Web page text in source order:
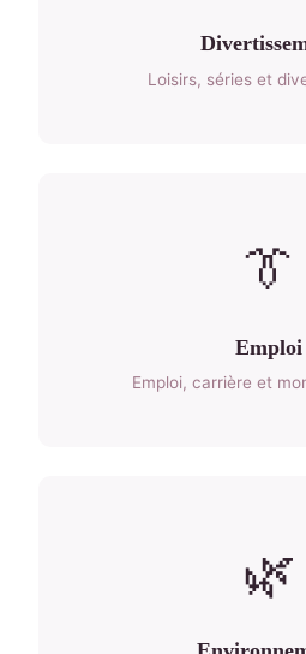
Loisirs, séries et
👔
Emploi
Emploi, carrière et
🌿